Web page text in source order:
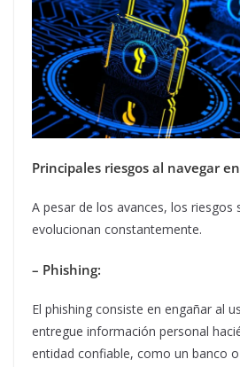
Principales riesgos al navegar
A pesar de los avances, los riesgos
evolucionan constantemente.
– Phishing:
El phishing consiste en engañar al
entregue información personal
entidad confiable, como un banco